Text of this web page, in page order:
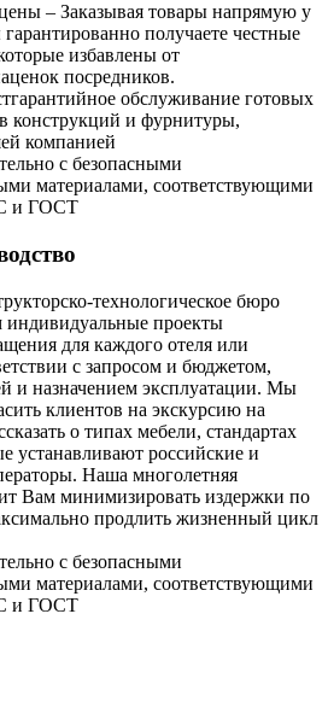
– Заказывая товары напрямую у
получаете честные
избавлены от
посредников.
обслуживание готовых
конструкций и фурнитуры,
компанией
с безопасными
материалами, соответствующими
и ГОСТ
технологическое бюро
проекты
для каждого отеля или
с запросом и бюджетом,
и назначением эксплуатации. Мы
клиентов на экскурсию на
о типах мебели, стандартах
устанавливают российские и
Наша многолетняя
Вам минимизировать издержки по
продлить жизненный цикл
с безопасными
материалами, соответствующими
и ГОСТ